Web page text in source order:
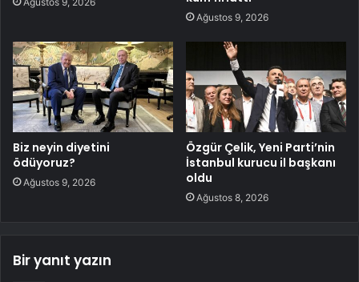
Ağustos 9, 2026
Biz neyin diyetini
ödüyoruz?
Ağustos 9, 2026
Özgür Çelik, Yeni Parti’nin
İstanbul kurucu il başkanı
oldu
Ağustos 8, 2026
Bir yanıt yazın